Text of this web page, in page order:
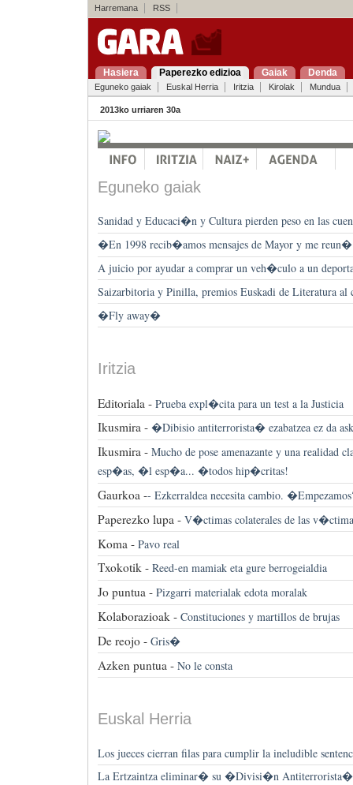
Harremana RSS
Hasiera Paperezko edizioa Gaiak Denda
Eguneko gaiak Euskal Herria Iritzia Kirolak Mundua
2013ko urriaren 30a
Eguneko gaiak
Sanidad y Educaci�n y Cultura pierden peso en las
�En 1998 recib�amos mensajes de Mayor y me
A juicio por ayudar a comprar un veh�culo a un
Saizarbitoria y Pinilla, premios Euskadi de Literatura al
�Fly away�
Iritzia
Editoriala - Prueba expl�cita para un test a la Justicia
Ikusmira - �Dibisio antiterrorista� ezabatzea ez da
Ikusmira - Mucho de pose amenazante y una realidad
esp�as, �l esp�a... �todos hip�critas!
Gaurkoa -- Ezkerraldea necesita cambio.
Paperezko lupa - V�ctimas colaterales de las
Koma - Pavo real
Txokotik - Reed-en mamiak eta gure berrogeialdia
Jo puntua - Pizgarri materialak edota moralak
Kolaborazioak - Constituciones y martillos de brujas
De reojo - Gris�
Azken puntua - No le consta
Euskal Herria
Los jueces cierran filas para cumplir la ineludible
La Ertzaintza eliminar� su �Divisi�n Antiterrorista�